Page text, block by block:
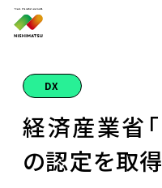
DX
経済産業省 「
の認定を取得